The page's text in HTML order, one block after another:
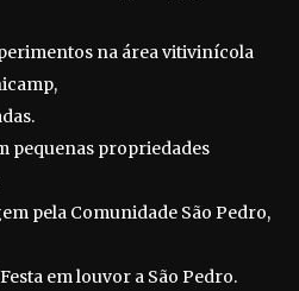
na área vitivinícola
pequenas propriedades
pela Comunidade São Pedro,
em louvor a São Pedro.